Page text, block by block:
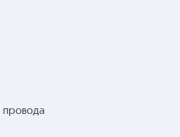
провода